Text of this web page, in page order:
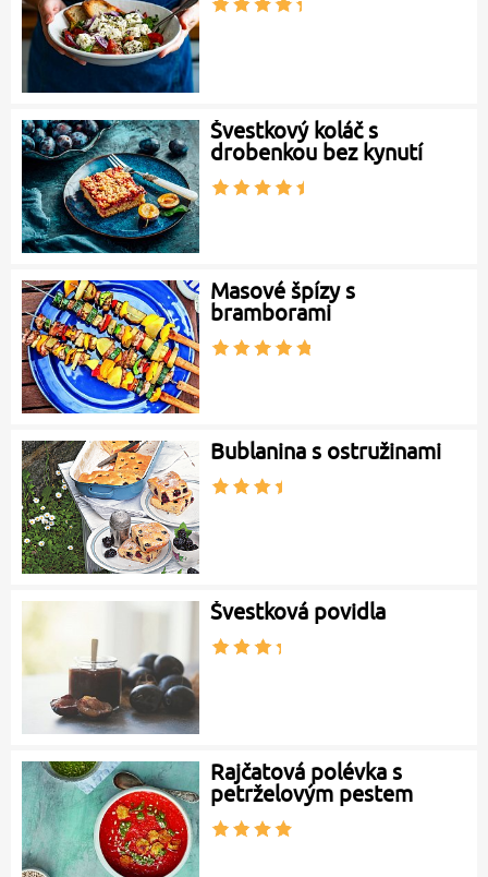
Švestkový koláč s
drobenkou bez kynutí
Masové špízy s
bramborami
Bublanina s ostružinami
Švestková povidla
Rajčatová polévka s
petrželovým pestem